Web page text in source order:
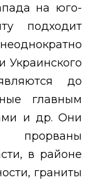
на юго-
подходит
Украинского
до
главным
и др. Они
в районе
граниты